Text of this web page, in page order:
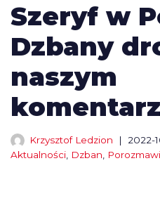
Szeryf w
Dzbany
naszym
Krzysztof Ledzion
2022-
Aktualności Dzban